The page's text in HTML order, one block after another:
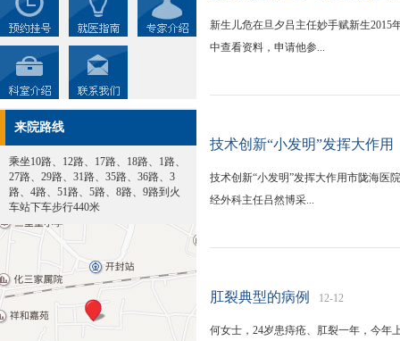
来院路线
乘坐10路、12路、17路、18路、1路、
27路、29路、31路、35路、36路、3
路、4路、51路、5路、8路、9路到火
车站下车步行440米
新生儿危在旦夕吕主任妙手赋新生2015
中查看资料，申请他参...
技术创新“小发明”发挥大作用
技术创新“小发明”发挥大作用市陇海
经外科主任吕然博采...
肛裂典型的病例 12-12
何女士，24岁患痔疮、肛裂一年，今年